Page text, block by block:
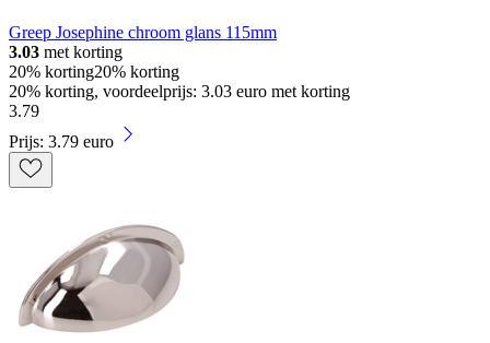
Greep Josephine chroom glans 115mm
3.03 met korting
20% korting20% korting
20% korting, voordeelprijs: 3.03 euro met korting
3.79
Prijs: 3.79 euro